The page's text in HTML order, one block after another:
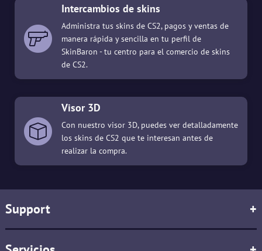
Intercambios de skins
Administra tus skins de CS2, pagos y ventas de
manera rápida y sencilla en tu perfil de
SkinBaron - tu centro para el comercio de skins
de CS2.
Visor 3D
Con nuestro visor 3D, puedes ver detalladamente
los skins de CS2 que te interesan antes de
realizar la compra.
Support +